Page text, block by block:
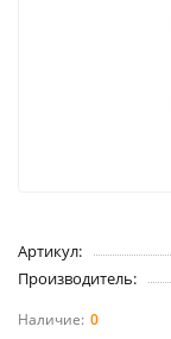
Артикул:
Производитель:
0